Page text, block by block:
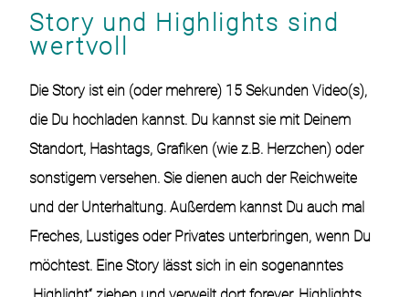
Story und Highlights sind
wertvoll
Die Story ist ein (oder mehrere) 15 Sekunden Video(s),
die Du hochladen kannst. Du kannst sie mit Deinem
Standort, Hashtags, Grafiken (wie z.B. Herzchen) oder
sonstigem versehen. Sie dienen auch der Reichweite
und der Unterhaltung. Außerdem kannst Du auch mal
Freches, Lustiges oder Privates unterbringen, wenn Du
möchtest. Eine Story lässt sich in ein sogenanntes